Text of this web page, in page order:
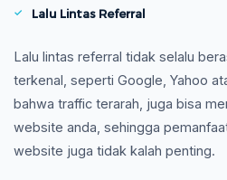
Lalu Lintas Referral
Lalu lintas referral tidak selalu
terkenal, seperti Google, Yahoo
bahwa traffic terarah, juga bisa
website anda, sehingga
website juga tidak kalah penting.